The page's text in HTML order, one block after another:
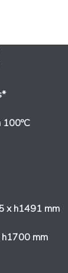
100ºC
x h1491 mm
h1700 mm